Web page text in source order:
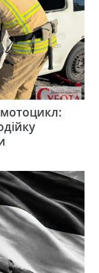
мотоцикл: